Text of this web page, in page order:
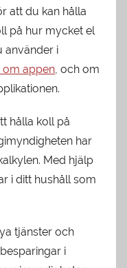
att du kan hålla
på hur mycket el
använder i
om appen, och om
hålla koll på
har
Med hjälp
i ditt hushåll som
tjänster och
i